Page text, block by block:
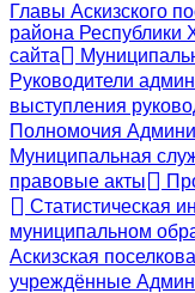
Главы Аскизского
района Республики
сайта
Руководители
выступления
Полномочия
Муниципальная
правовые акты
Статистическая
муниципальном
Аскизская
учреждённые